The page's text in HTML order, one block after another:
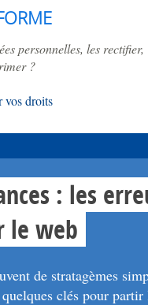
personnelles, les rectifier,
?
vos droits
: les
le web
de stratagèmes
clés pour